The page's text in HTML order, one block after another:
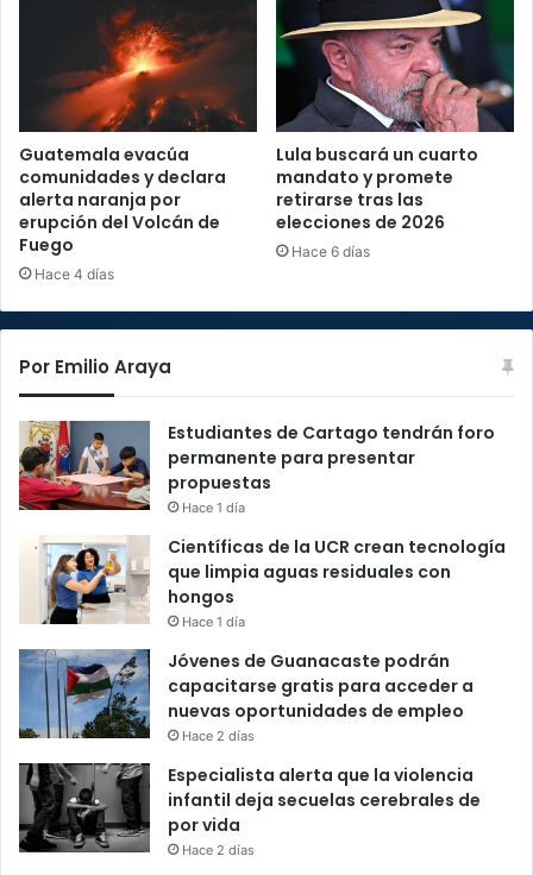
Guatemala evacúa
comunidades y declara
alerta naranja por
erupción del Volcán de
Fuego
Hace 4 días
Lula buscará un cuarto
mandato y promete
retirarse tras las
elecciones de 2026
Hace 6 días
Por Emilio Araya
Estudiantes de Cartago tendrán foro
permanente para presentar
propuestas
Hace 1 día
Científicas de la UCR crean tecnología
que limpia aguas residuales con
hongos
Hace 1 día
Jóvenes de Guanacaste podrán
capacitarse gratis para acceder a
nuevas oportunidades de empleo
Hace 2 días
Especialista alerta que la violencia
infantil deja secuelas cerebrales de
por vida
Hace 2 días